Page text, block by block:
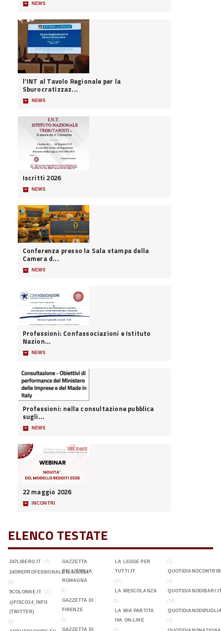
📦 NEWS
l'INT al Tavolo Regionale per la
Sburocratizzaz...
📦 NEWS
Iscritti 2026
📦 NEWS
Conferenza presso la Sala stampa della
Camera d...
📦 NEWS
Professioni: Confassociazioni e Istituto
Nazion...
📦 NEWS
Professioni: nella consultazione pubblica
sugli...
📦 NEWS
22 maggio 2026
📦 INCONTRI
ELENCO TESTATE
247LIBERO.IT (5)
24OREPROFESSIONALE.ILSOLE24...
(1)
9COLONNE.IT
(1)
@FISCO24_INFO
(TWITTER)
(1)
GAZZETTA
DELL'EMILIA
ROMAGNA
(1)
GAZZETTA DI
FIRENZE
(3)
GAZZETTA DI
LA LEGGE PER
TUTTI.IT
(16)
LA MESCOLANZA
(1)
LA MIA PARTITA
IVA ON-LINE
(1)
(3)
(54)
(2)